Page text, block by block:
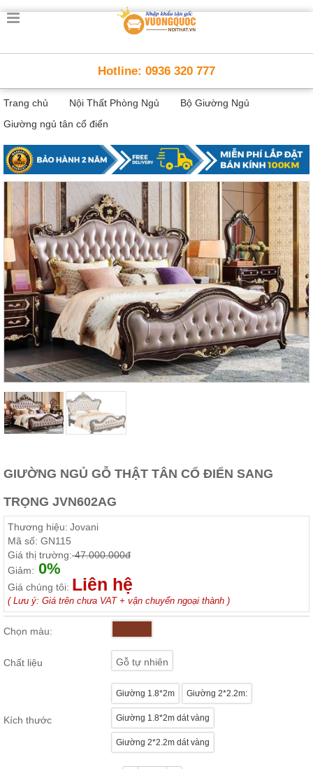
Trang
Thông
Minh
Nội
thất
minh
Nội
Thất
Trẻ
Em
Giường
tầng,
học, tủ
sách
Nội
Thất
Phòng
Khách
Sofa,
Bàn
trà...
Nội
Phòng
ngủ, tủ
áo, bàn
trang
điểm
Nội
Phòng
Ăn
ăn,
kệ
Thất
Hotline: 0936 320 777
Trang chủ Nội Thất Phòng Ngủ
Bộ Giường Ngủ
Giường ngủ tân cổ điển
GIƯỜNG NGỦ GỖ THẬT TÂN CỔ ĐIỂN SANG
TRỌNG JVN602AG
Thương hiệu: Jovani
Mã số: GN115
Giá thị trường:47.000.000đ
Giảm: 0%
Giá chúng tôi: Liên hệ
( Lưu ý: Giá trên chưa VAT + vận chuyển ngoại thành )
Chọn màu:
Chất liệu Gỗ tự nhiên
Kích thước
Giường 1.8*2m Giường 2*2.2m:
Giường 1.8*2m dát vàng
Giường 2*2.2m dát vàng